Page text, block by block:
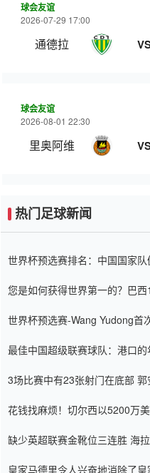
球会友谊
2026-07-29 17:00
通德拉
球会友谊
2026-08-01 22:30
里奥阿维
热门足球新闻
世界杯预选赛排名：中国国家
您是如何获得世界第一的？巴
世界杯预选赛-Wang Yudong首
最佳中国超级联赛球队：港口
3场比赛中有23张射门在底部
花钱找麻烦！切尔西以5200万
缺少英超联赛金靴位三连胜 海
皇家马德里令人兴奋地消除了